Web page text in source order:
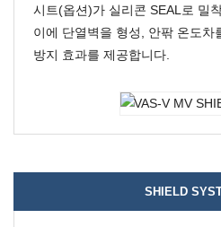
시트(옵션)가 실리콘 SEAL로 밀
이에 단열벽을 형성, 안팎 온도차
방지 효과를 제공합니다.
SHIELD